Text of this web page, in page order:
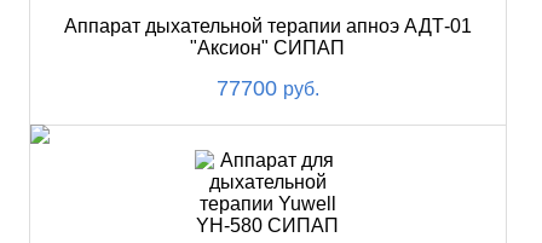
Аппарат дыхательной терапии апноэ АДТ-01
"Аксион" СИПАП
77700 руб.